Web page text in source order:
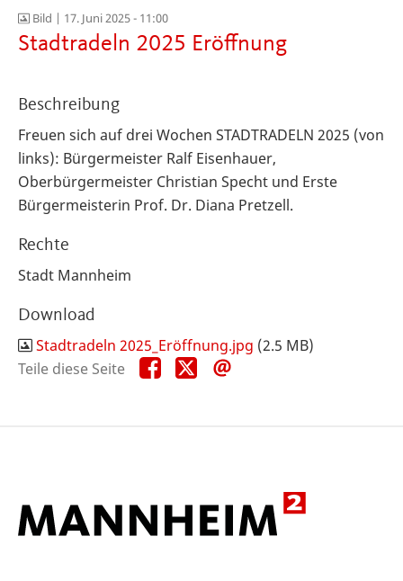
Bild | 17. Juni 2025 - 11:00
Stadtradeln 2025 Eröffnung
Beschreibung
Freuen sich auf drei Wochen STADTRADELN 2025 (von
links): Bürgermeister Ralf Eisenhauer,
Oberbürgermeister Christian Specht und Erste
Bürgermeisterin Prof. Dr. Diana Pretzell.
Rechte
Stadt Mannheim
Download
Stadtradeln 2025_Eröffnung.jpg (2.5 MB)
Teile diese Seite
Teile
diese
Teile
diese